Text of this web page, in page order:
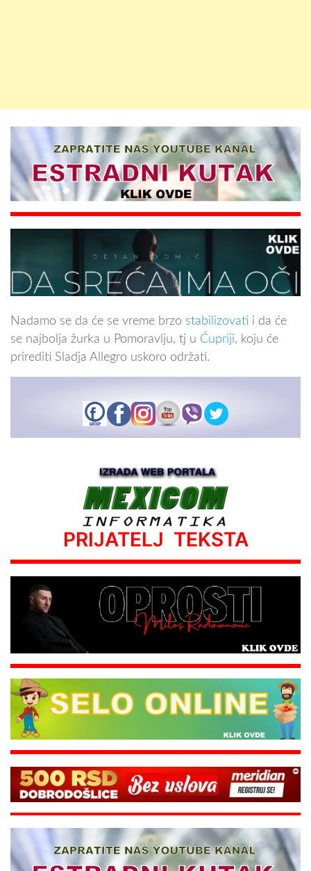
Nadamo se da će se vreme brzo stabilizovati i da će
se najbolja žurka u Pomoravlju, tj u Ćupriji, koju će
prirediti Sladja Allegro uskoro održati.
PRIJATELJ TEKSTA